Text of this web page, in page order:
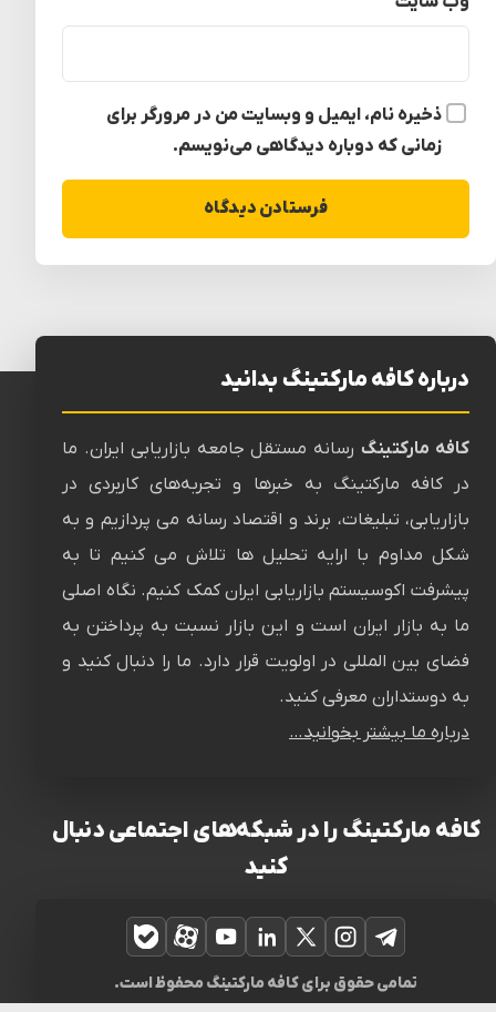
ذخیره نام، ایمیل و وبسایت من در مرورگر برای
زمانی که دوباره دیدگاهی می‌نویسم.
درباره کافه مارکتینگ بدانید
کافه مارکتینگرسانه‌ مستقل جامعه بازاریابی ایران. ما
در کافه مارکتینگ به خبرها و تجربه‌های کاربردی در
بازاریابی، تبلیغات، برند و اقتصاد رسانه می پردازیم و به
شکل مداوم با ارایه تحلیل ها تلاش می کنیم تا به
پیشرفت اکوسیستم بازاریابی ایران کمک کنیم. نگاه اصلی
ما به بازار ایران است و این بازار نسبت به پرداختن به
فضای بین المللی در اولویت قرار دارد. ما را دنبال کنید و
به دوستداران معرفی کنید.
درباره ما بیشتر بخوانید…
کافه مارکتینگ را در شبکه‌های اجتماعی دنبال
کنید
تلگراماینستاگرام
ایکسلینکدینیوتیوبآپاراتبله
تمامی حقوق برای کافه مارکتینگ محفوظ است.